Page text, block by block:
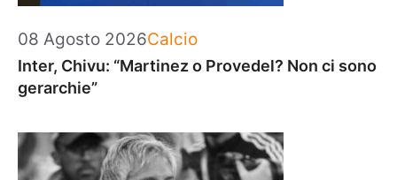
08 Agosto 2026Categorie
Calcio
Inter, Chivu: “Martinez o Provedel? Non ci sono
gerarchie”